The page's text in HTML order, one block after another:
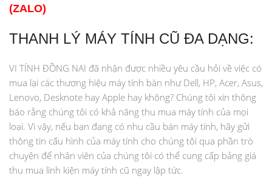
(ZALO)
THANH LÝ MÁY TÍNH CŨ ĐA DẠNG:
VI TÍNH ĐỒNG NAI đã nhận được nhiều yêu cầu hỏi về việc có
mua lại các thương hiệu máy tính bàn như Dell, HP, Acer, Asus,
Lenovo, Desknote hay Apple hay không? Chúng tôi xin thông
báo rằng chúng tôi có khả năng thu mua máy tính của mọi
loại. Vì vậy, nếu bạn đang có nhu cầu bán máy tính, hãy gửi
thông tin cấu hình của máy tính cho chúng tôi qua phần trò
chuyện để nhân viên của chúng tôi có thể cung cấp bảng giá
thu mua linh kiện máy tính cũ ngay lập tức.